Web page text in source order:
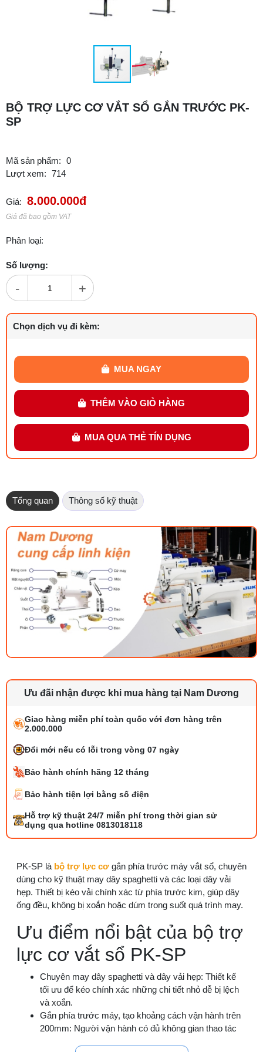
BỘ TRỢ LỰC CƠ VẮT SỔ GẮN TRƯỚC PK-
SP
Mã sản phẩm: 0
Lượt xem: 714
Giá: 8.000.000đ
Giá đã bao gồm VAT
Phân loại:
Số lượng:
- +
Chọn dịch vụ đi kèm:
MUA NGAY
THÊM VÀO GIỎ HÀNG
MUA QUA THẺ TÍN DỤNG
Tổng quan Thông số kỹ thuật
Ưu đãi nhận được khi mua hàng tại Nam Dương
Giao hàng miễn phí toàn quốc với đơn hàng trên
2.000.000
Đổi mới nếu có lỗi trong vòng 07 ngày
Bảo hành chính hãng 12 tháng
Bảo hành tiện lợi bằng số điện
Hỗ trợ kỹ thuật 24/7 miễn phí trong thời gian sử
dụng qua hotline 0813018118
PK-SP là bộ trợ lực cơ gắn phía trước máy vắt sổ, chuyên
dùng cho kỹ thuật may dây spaghetti và các loại dây vải
hẹp. Thiết bị kéo vải chính xác từ phía trước kim, giúp dây
ống đều, không bị xoắn hoặc dúm trong suốt quá trình may.
Ưu điểm nổi bật của bộ trợ
lực cơ vắt sổ PK-SP
Chuyên may dây spaghetti và dây vải hẹp: Thiết kế
tối ưu để kéo chính xác những chi tiết nhỏ dễ bị lệch
và xoắn.
Gắn phía trước máy, tạo khoảng cách vận hành trên
200mm: Người vận hành có đủ không gian thao tác
Tổng hợp 6 loại kéo cắt vải ngành may
đáng mua
Đồng tiền máy may là gì? Hướng dẫn chỉnh
chỉ đúng
21/07/2026 09:08 AM
thế nào
17/07/2026 08:20 AM
điểm lỗi chuẩn
05/08/2026 10:52 AM
Cách lắp kim máy vắt sổ đúng chiều tránh
bỏ mũi
03/08/2026 10:22 AM